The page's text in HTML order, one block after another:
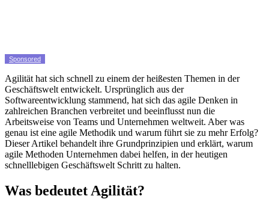
Sponsored
Agilität hat sich schnell zu einem der heißesten Themen in der
Geschäftswelt entwickelt. Ursprünglich aus der
Softwareentwicklung stammend, hat sich das agile Denken in
zahlreichen Branchen verbreitet und beeinflusst nun die
Arbeitsweise von Teams und Unternehmen weltweit. Aber was
genau ist eine agile Methodik und warum führt sie zu mehr Erfolg?
Dieser Artikel behandelt ihre Grundprinzipien und erklärt, warum
agile Methoden Unternehmen dabei helfen, in der heutigen
schnelllebigen Geschäftswelt Schritt zu halten.
Was bedeutet Agilität?